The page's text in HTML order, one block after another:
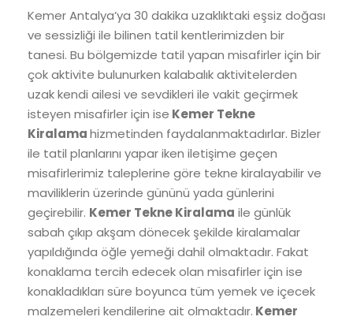
Kemer Antalya’ya 30 dakika uzaklıktaki eşsiz doğası
ve sessizliği ile bilinen tatil kentlerimizden bir
tanesi. Bu bölgemizde tatil yapan misafirler için bir
çok aktivite bulunurken kalabalık aktivitelerden
uzak kendi ailesi ve sevdikleri ile vakit geçirmek
isteyen misafirler için ise Kemer Tekne
Kiralamahizmetinden faydalanmaktadırlar. Bizler
ile tatil planlarını yapar iken iletişime geçen
misafirlerimiz taleplerine göre tekne kiralayabilir ve
maviliklerin üzerinde gününü yada günlerini
geçirebilir. Kemer Tekne Kiralama ile günlük
sabah çıkıp akşam dönecek şekilde kiralamalar
yapıldığında öğle yemeği dahil olmaktadır. Fakat
konaklama tercih edecek olan misafirler için ise
konakladıkları süre boyunca tüm yemek ve içecek
malzemeleri kendilerine ait olmaktadır. Kemer